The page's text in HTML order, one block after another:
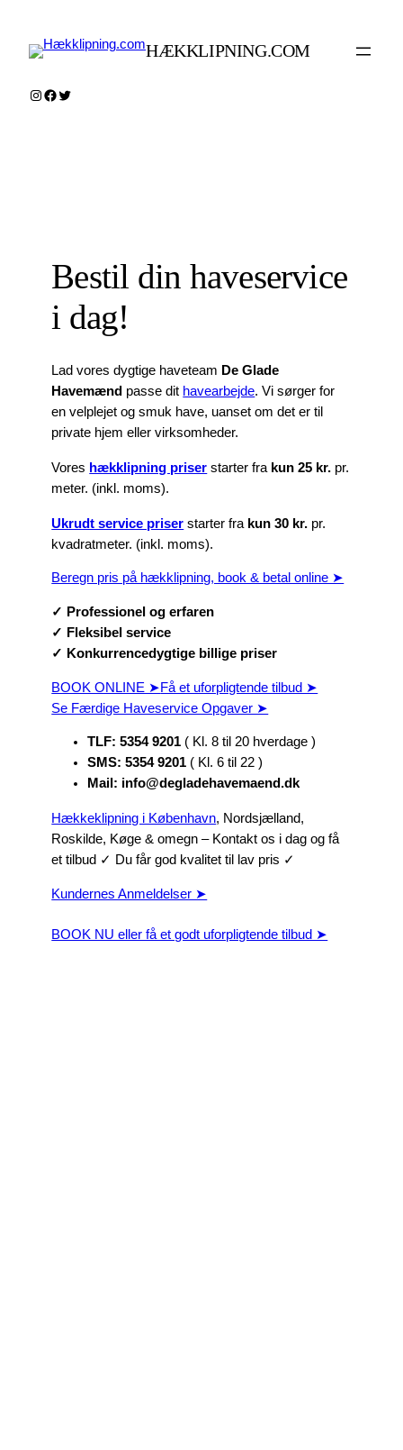
indhold
HÆKKLIPNING.COM
Instagram
Facebook
Twitter
Bestil din haveservice
i dag!
Lad vores dygtige haveteam De Glade
Havemænd passe dit havearbejde. Vi sørger for
en velplejet og smuk have, uanset om det er til
private hjem eller virksomheder.
Vores hækklipning priser starter fra kun 25 kr. pr.
meter. (inkl. moms).
Ukrudt service priser starter fra kun 30 kr. pr.
kvadratmeter. (inkl. moms).
Beregn pris på hækklipning, book & betal online ➤
✓ Professionel og erfaren
✓ Fleksibel service
✓ Konkurrencedygtige billige priser
BOOK ONLINE ➤Få et uforpligtende tilbud ➤
Se Færdige Haveservice Opgaver ➤
TLF: 5354 9201 ( Kl. 8 til 20 hverdage )
SMS: 5354 9201 ( Kl. 6 til 22 )
Mail: info@degladehavemaend.dk
Hækkeklipning i København, Nordsjælland,
Roskilde, Køge & omegn – Kontakt os i dag og få
et tilbud ✓ Du får god kvalitet til lav pris ✓
Kundernes Anmeldelser ➤
BOOK NU eller få et godt uforpligtende tilbud ➤